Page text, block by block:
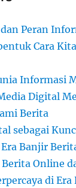
Peran
Cara
Informasi
Digital
Berita
sebagai
Banjir
Berita Online
di Era